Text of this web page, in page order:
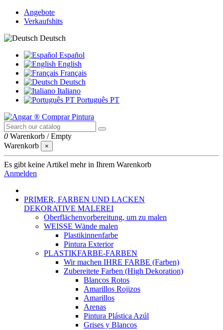
Angebote
Verkaufshits
Deutsch
Español
English
Français
Deutsch
Italiano
Português PT
0 Warenkorb /Empty
Warenkorb
×
Es gibt keine Artikel mehr in Ihrem Warenkorb
Anmelden
PRIMER, FARBEN UND LACKEN
DEKORATIVE MALEREI
Oberflächenvorbereitung, um zu malen
WEISSE Wände malen
Plastikinnenfarbe
Pintura Exterior
PLASTIKFARBE-FARBEN
Wir machen IHRE FARBE (Farben)
Zubereitete Farben (High Dekoration)
Blancos Rotos
Amarillos Rojizos
Amarillos
Arenas
Pintura Plástica Azúl
Grises y Blancos